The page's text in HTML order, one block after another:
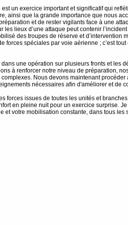
est un exercice important et significatif qui
ainsi que la grande importance que nous
et de rester vigilants face à une
les lieux d’une attaque peut contenir
des troupes de réserve et d’intervention
forces spéciales par voie aérienne ; c’est
une opération sur plusieurs fronts et les
à renforcer notre niveau de préparation,
Nous devons maintenant
nécessaires afin d'améliorer et de
forces issues de toutes les unités et
en pleine nuit pour un exercice surprise.
et votre mobilisation constante, dans tous les